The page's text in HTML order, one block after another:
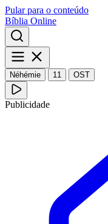
Pular para o conteúdo
Bíblia Online
Néhémie 11 OST
Publicidade